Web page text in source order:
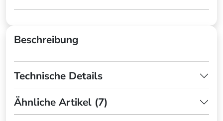
Beschreibung
Technische Details
Ähnliche Artikel (7)